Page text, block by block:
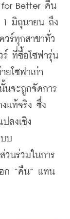
for Better คืน
1 มิถุนายน ถึง
ร์ทุกสาขาทั่ว
ร์ ที่ซื้อโซฟารุ่น
ยโซฟาเก่า
นจะถูกจัดการ
งแท้จริง ซึ่ง
ลงเชิง
บ
วนร่วมในการ
อก “คืน” แทน